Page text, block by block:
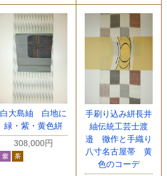
白大島紬 白地に
緑・紫・黄色絣
308,000円
手刷り込み絣長井
紬伝統工芸士渡
邉 徹作と手織り
八寸名古屋帯 黄
色のコーデ